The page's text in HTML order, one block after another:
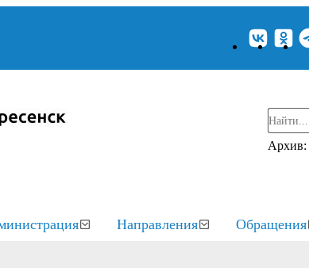
Архив:
Направления Обращения